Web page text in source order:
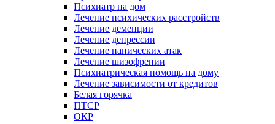
Психиатр на дом
Лечение психических расстройств
Лечение деменции
Лечение депрессии
Лечение панических атак
Лечение шизофрении
Психиатрическая помощь на дому
Лечение зависимости от кредитов
Белая горячка
ПТСР
ОКР